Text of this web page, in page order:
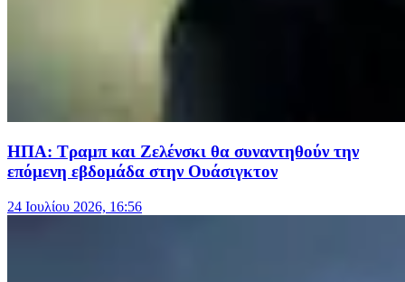
ΗΠΑ: Τραμπ και Ζελένσκι θα συναντηθούν την
επόμενη εβδομάδα στην Ουάσιγκτον
24 Ιουλίου 2026, 16:56